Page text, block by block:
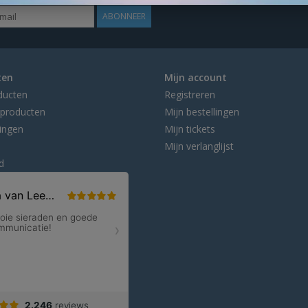
ABONNEER
Mijn account
Registreren
Mijn bestellingen
Mijn tickets
Mijn verlanglijst